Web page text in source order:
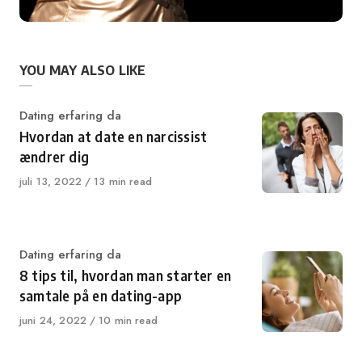
YOU MAY ALSO LIKE
Category
Dating erfaring da
Hvordan at date en narcissist
ændrer dig
Published
juli 13, 2022 13 min read
Category
Dating erfaring da
8 tips til, hvordan man starter en
samtale på en dating-app
Published
juni 24, 2022 10 min read